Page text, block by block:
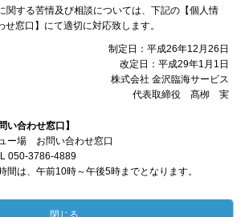
関する苦情及び相談については、下記の【個人情
窓口】にて適切に対応致します。
制定日：平成26年12月26日
改定日：平成29年1月1日
株式会社 金沢臨海サービス
代表取締役 髙栁 実
い合わせ窓口】
ー場 お問い合わせ窓口
3786-4889
は、午前10時～午後5時までとなります。
閉じる